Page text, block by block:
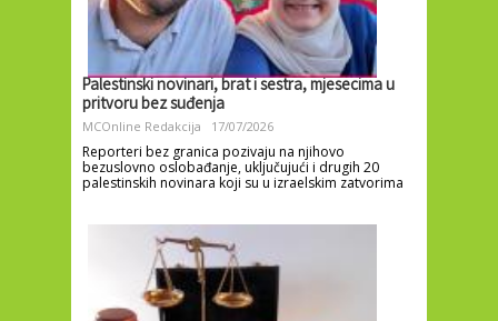
Palestinski novinari, brat i sestra, mjesecima u
pritvoru bez suđenja
MCOnline Redakcija 17/07/2026
Reporteri bez granica pozivaju na njihovo
bezuslovno oslobađanje, uključujući i drugih 20
palestinskih novinara koji su u izraelskim zatvorima